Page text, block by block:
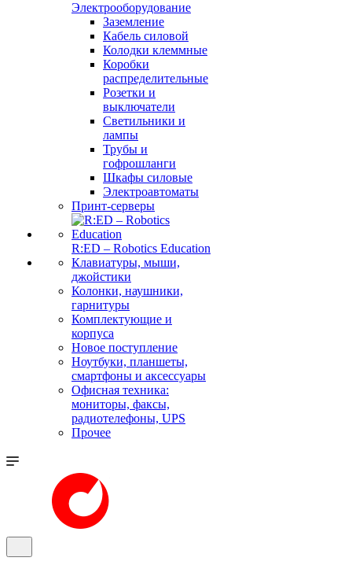
Электрооборудование
Заземление
Кабель силовой
Колодки клеммные
Коробки
распределительные
Розетки и
выключатели
Светильники и
лампы
Трубы и
гофрошланги
Шкафы силовые
Электроавтоматы
Принт-серверы
R:ED – Robotics Education
Клавиатуры, мыши,
джойстики
Колонки, наушники,
гарнитуры
Комплектующие и
корпуса
Новое поступление
Ноутбуки, планшеты,
смартфоны и аксессуары
Офисная техника:
мониторы, факсы,
радиотелефоны, UPS
Прочее